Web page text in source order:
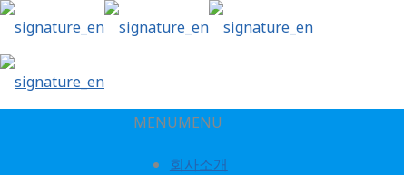
MENUMENU
회사소개